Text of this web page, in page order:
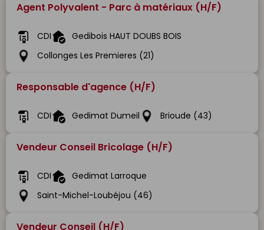
Agent Polyvalent - Parc à matériaux (H/F)
CDI
Gedibois HAUT DOUBS BOIS
Collonges Les Premieres (21)
Responsable d'agence (H/F)
CDI Gedimat Dumeil Brioude (43)
Vendeur Conseil Bricolage (H/F)
CDI
Gedimat Larroque
Saint-Michel-Loubéjou (46)
Vendeur Conseil (H/F)